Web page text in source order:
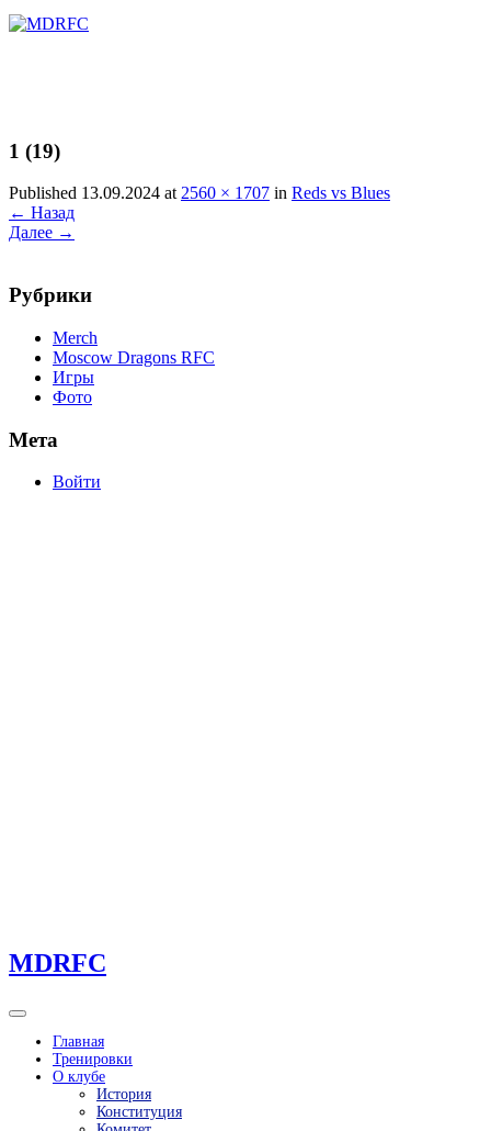
Перейти
к
MDRFC
Главная
Тренировки
О клубе
История
Конституция
1 (19)
Published 13.09.2024 at2560 × 1707 in Reds vs Blues
← Назад
Далее →
Рубрики
Merch
Moscow Dragons RFC
Игры
Фото
Мета
Войти